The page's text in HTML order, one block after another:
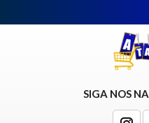
SIGA NOS